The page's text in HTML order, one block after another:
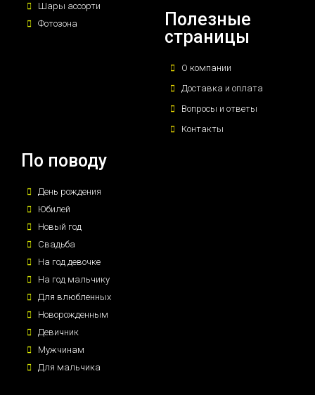
Шары ассорти
Фотозона
Полезные
страницы
О компании
Доставка и оплата
Вопросы и ответы
Контакты
По поводу
День рождения
Юбилей
Новый год
Свадьба
На год девочке
На год мальчику
Для влюбленных
Новорожденным
Девичник
Мужчинам
Для мальчика